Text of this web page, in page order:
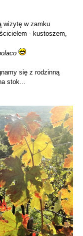
wizytę w zamku
- kustoszem,
się z rodzinną
stok...